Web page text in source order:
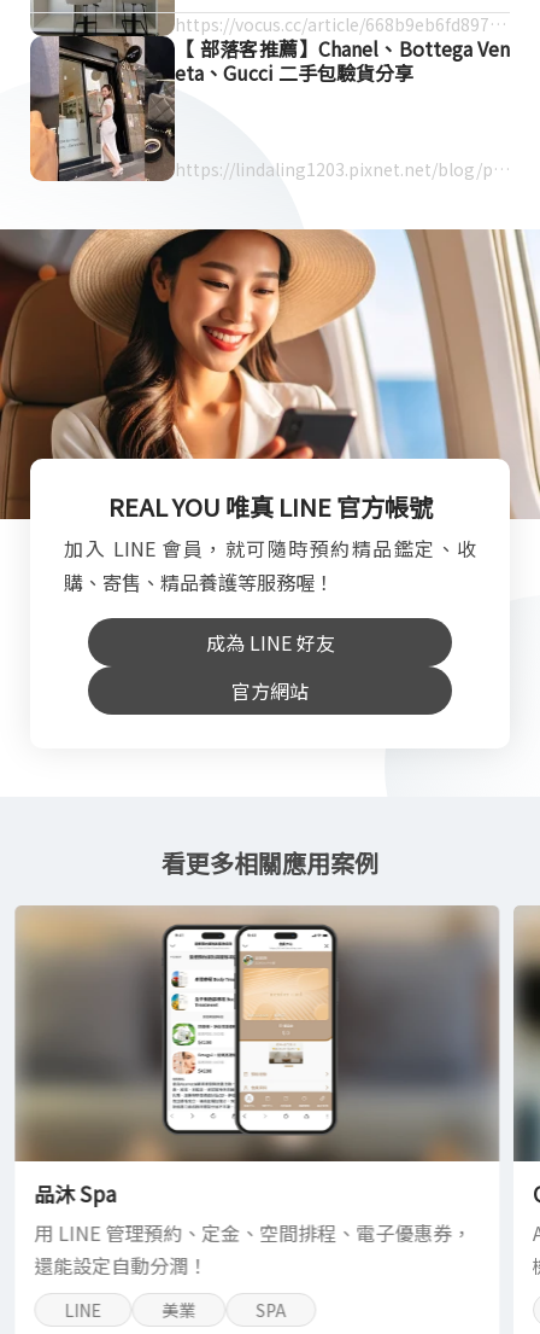
https://vocus.cc/article/668b9eb6fd89780
001a62cee
【 部落客推薦】Chanel、Bottega Ven
eta、Gucci 二手包驗貨分享
https://lindaling1203.pixnet.net/blog/po
REAL YOU 唯真 LINE 官方帳號
加入 LINE 會員，就可隨時預約精品鑑定、收
購、寄售、精品養護等服務喔！
成為 LINE 好友
官方網站
看更多相關應用案例
品沐 Spa
用 LINE 管理預約、定金、空間排程、電子優惠券，
還能設定自動分潤！
LINE 美業 SPA